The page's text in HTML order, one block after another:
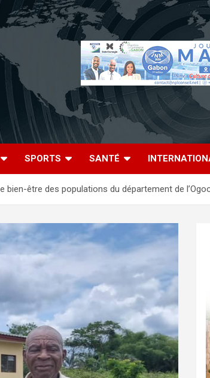
SPORTS SANTÉ
bien-être des populations du département de